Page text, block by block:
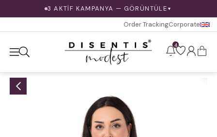
3 AKTİF KAMPANYA — GÖRÜNTÜLE ▼
Order TrackingCorporate
4